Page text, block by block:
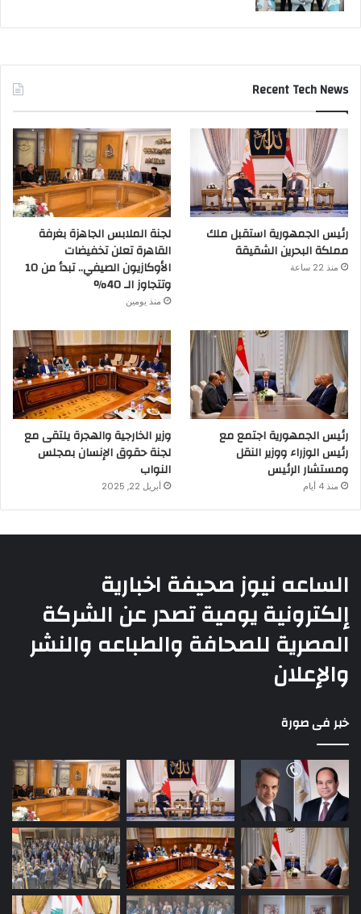
Recent Tech News
رئيس الجمهورية استقبل ملك
مملكة البحرين الشقيقة
منذ 22 ساعة
لجنة الملابس الجاهزة بغرفة
القاهرة تعلن تخفيضات
الأوكازيون الصيفي.. تبدأ من 10
وتتجاوز الـ 40%
منذ يومين
رئيس الجمهورية اجتمع مع
رئيس الوزراء ووزير النقل
ومستشار الرئيس
منذ 4 أيام
وزير الخارجية والهجرة يلتقى مع
لجنة حقوق الإنسان بمجلس
النواب
أبريل 22, 2025
الساعه نيوز صحيفة اخبارية
إلكترونية يومية تصدر عن الشركة
المصرية للصحافة والطباعه والنشر
والإعلان
خبر فى صورة